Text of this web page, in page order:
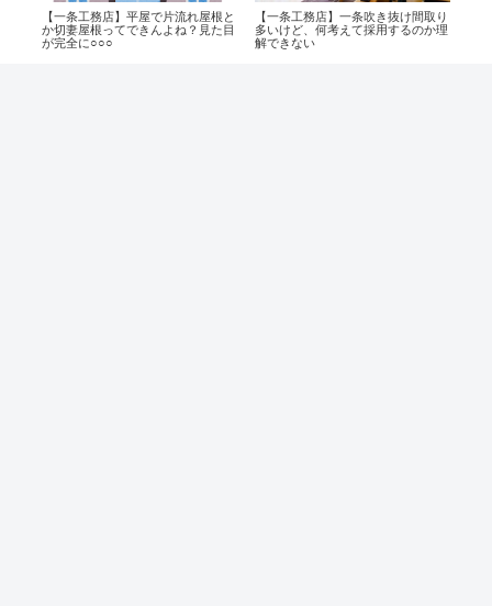
【一条工務店】平屋で片流れ屋根と
か切妻屋根ってできんよね？見た目
が完全に○○○
【一条工務店】一条吹き抜け間取り
多いけど、何考えて採用するのか理
解できない